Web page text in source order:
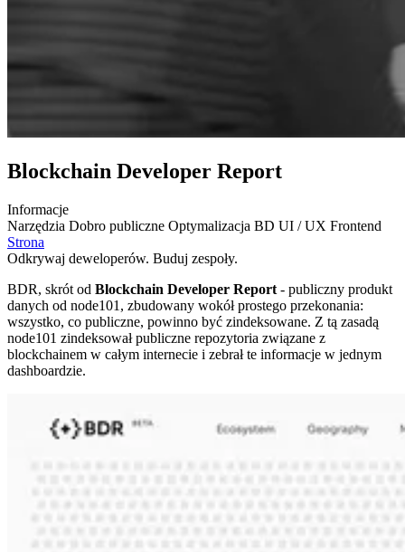
Blockchain Developer Report
Informacje
Narzędzia Dobro publiczne Optymalizacja BD UI / UX Frontend
Strona
Odkrywaj deweloperów. Buduj zespoły.
BDR, skrót od Blockchain Developer Report - publiczny produkt
danych od node101, zbudowany wokół prostego przekonania:
wszystko, co publiczne, powinno być zindeksowane. Z tą zasadą
node101 zindeksował publiczne repozytoria związane z
blockchainem w całym internecie i zebrał te informacje w jednym
dashboardzie.